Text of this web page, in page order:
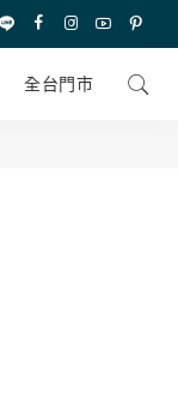
全台⾨市